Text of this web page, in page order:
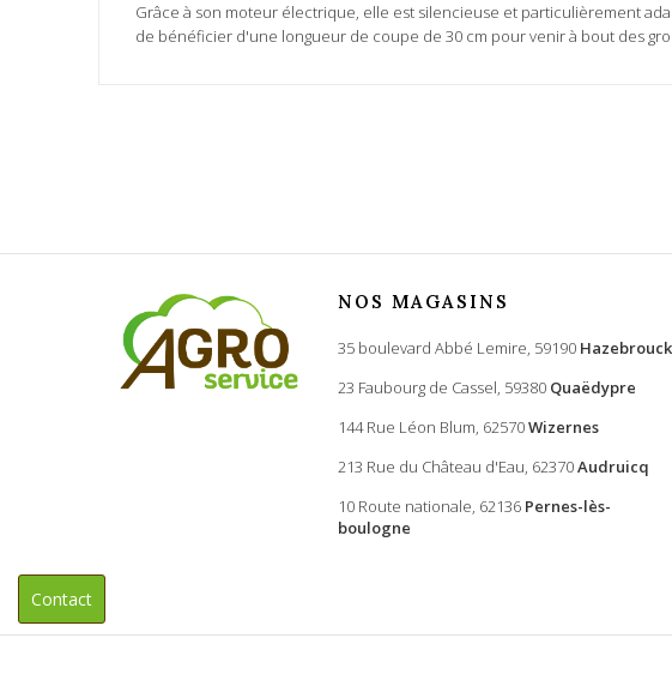
Grâce à son moteur électrique, elle est silencieuse et particulièrement
de bénéficier d'une longueur de coupe de 30 cm pour venir à bout des
Niveau sonore en dB (A)
Dimensions (cm)
En série
NOS MAGASINS
35 boulevard Abbé Lemire, 59190 Hazebrouck
23 Faubourg de Cassel, 59380 Quaëdypre
144 Rue Léon Blum, 62570Wizernes
213 Rue du Château d'Eau, 62370Audruicq
10 Route nationale, 62136 Pernes-lès-
boulogne
Contact